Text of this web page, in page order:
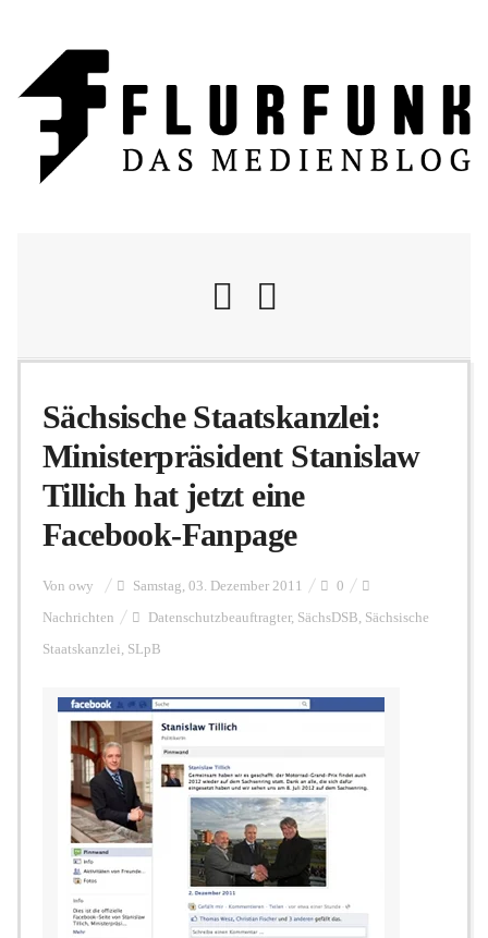
Nachrichten
Flurschelte
Personalien
Hintergrund
FUNKTURM-Beiträge
Podcast
Seminare
Sächsische Staatskanzlei:
Ministerpräsident Stanislaw
Tillich hat jetzt eine
Facebook-Fanpage
Von owy Samstag, 03. Dezember 2011 0
Nachrichten Datenschutzbeauftragter, SächsDSB, Sächsische
Staatskanzlei, SLpB